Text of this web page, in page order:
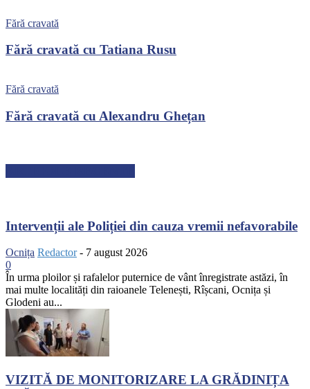
Fără cravată
Fără cravată cu Tatiana Rusu
Fără cravată
Fără cravată cu Alexandru Ghețan
Intervenții ale Poliției din cauza vremii nefavorabile
Ocnița Redactor - 7 august 2026
0
În urma ploilor și rafalelor puternice de vânt înregistrate astăzi, în
mai multe localități din raioanele Telenești, Rîșcani, Ocnița și
Glodeni au...
VIZITĂ DE MONITORIZARE LA GRĂDINIȚA